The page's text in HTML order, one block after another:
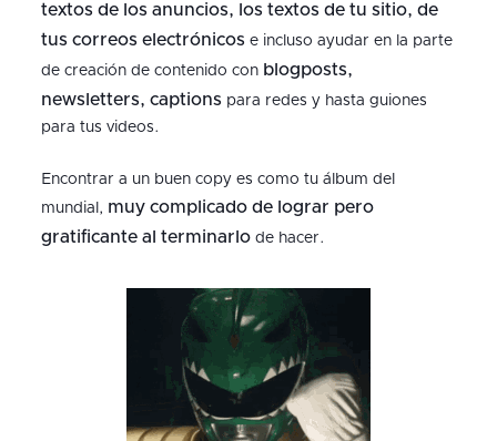
textos de los anuncios, los textos de tu sitio, de
tus correos electrónicos e incluso ayudar en la parte
de creación de contenido con blogposts,
newsletters, captions para redes y hasta guiones
para tus videos.
Encontrar a un buen copy es como tu álbum del
mundial, muy complicado de lograr pero
gratificante al terminarlode hacer.